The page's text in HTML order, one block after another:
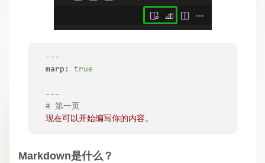
---
marp:
true
---
# 第一页
现在可以开始编写你的内容。
Markdown是什么？